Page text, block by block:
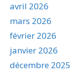
avril 2026
mars 2026
février 2026
janvier 2026
décembre 2025